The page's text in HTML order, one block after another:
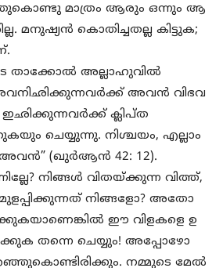
മാത്രം ആരും ഒന്നും ആ
മനുഷ്യൻ കൊതിച്ചതല്ല കിട്ടുക;
താക്കോൽ അല്ലാഹുവിൽ
അവൻ വിഭവ
ക്ലിപ്ത
ചെയ്യുന്നു. നിശ്ചയം, എല്ലാം
(ഖുർആൻ 42: 12).
നിങ്ങൾ വിതയ്ക്കുന്ന വിത്ത്,
നിങ്ങളോ? അതോ
ഈ വിളകളെ ഉ
തന്നെ ചെയ്യും! അപ്പോഴോ
നമ്മുടെ മേൽ